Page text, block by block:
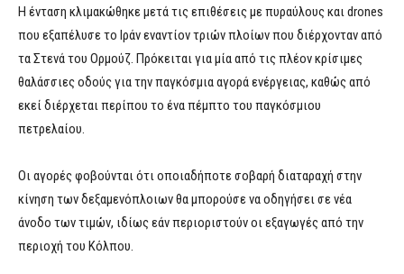
Η ένταση κλιμακώθηκε μετά τις επιθέσεις με πυραύλους και drones
που εξαπέλυσε το Ιράν εναντίον τριών πλοίων που διέρχονταν από
τα Στενά του Ορμούζ. Πρόκειται για μία από τις πλέον κρίσιμες
θαλάσσιες οδούς για την παγκόσμια αγορά ενέργειας, καθώς από
εκεί διέρχεται περίπου το ένα πέμπτο του παγκόσμιου
πετρελαίου.
Οι αγορές φοβούνται ότι οποιαδήποτε σοβαρή διαταραχή στην
κίνηση των δεξαμενόπλοιων θα μπορούσε να οδηγήσει σε νέα
άνοδο των τιμών, ιδίως εάν περιοριστούν οι εξαγωγές από την
περιοχή του Κόλπου.